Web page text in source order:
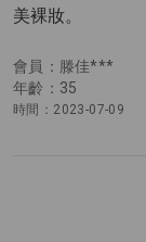
會員：滕佳***
年齡：35
時間：2023-07-09
美裸妝。